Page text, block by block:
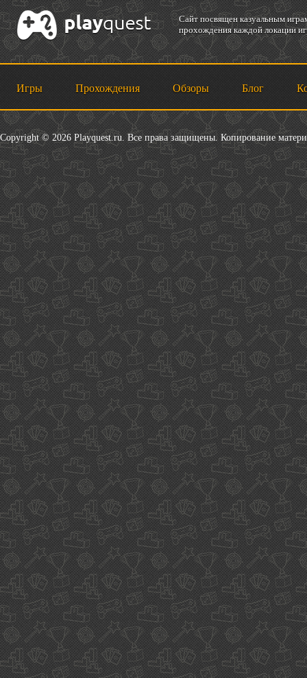
Cайт посвящен казуальным
прохождения каждой локации
Игры Прохождения Обзоры Блог
Copyright © 2026 Playquest.ru. Все права защищены. Копирование